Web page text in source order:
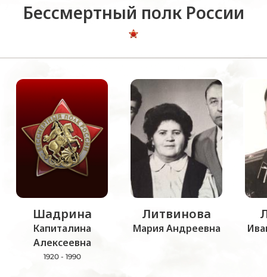
Бессмертный полк России
Шадрина
Капиталина
Алексеевна
1920 - 1990
Литвинова
Мария Андреевна